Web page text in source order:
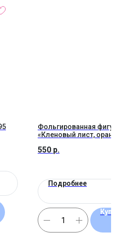
Фольгированная фигура
«Кленовый лист,
550 р.
Подробнее